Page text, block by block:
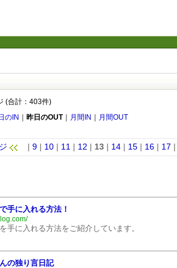
(合計：403件)
のIN 昨日のOUT｜ 月間IN
月間OUT
| 9 | 10 | 11 | 12 | 13 | 14 | 15 | 16 | 17 |
手に入れる方法！
手に入れる方法をご紹介しています。
の独り言日記